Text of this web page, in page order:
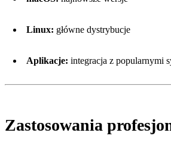
Linux: główne dystrybucje
Aplikacje: integracja z popularnymi
Zastosowania